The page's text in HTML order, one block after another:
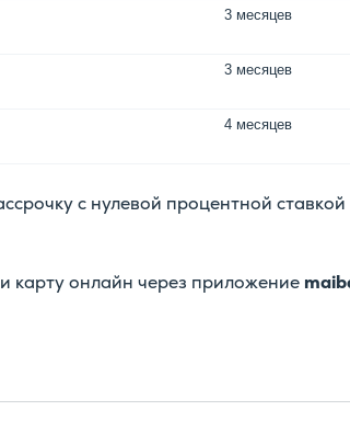
3 месяцев
3 месяцев
4 месяцев
с нулевой процентной
карту онлайн через приложение